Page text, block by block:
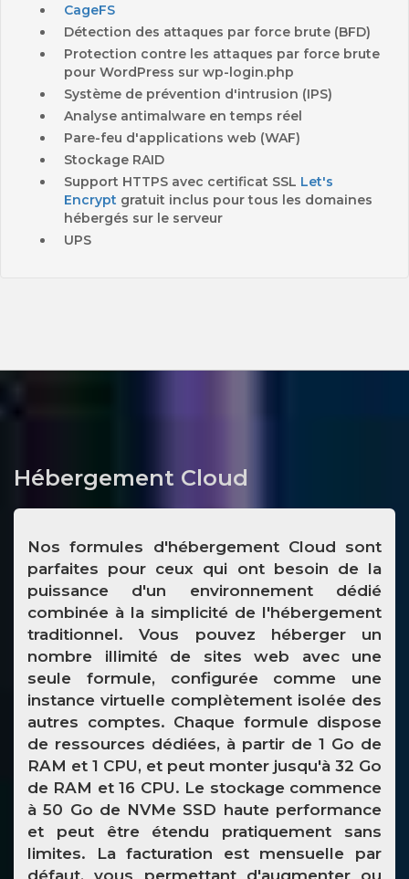
CageFS
Détection des attaques par force brute (BFD)
Protection contre les attaques par force brute
pour WordPress sur wp-login.php
Système de prévention d'intrusion (IPS)
Analyse antimalware en temps réel
Pare-feu d'applications web (WAF)
Stockage RAID
Support HTTPS avec certificat SSL Let's
Encrypt gratuit inclus pour tous les domaines
hébergés sur le serveur
UPS
Hébergement Cloud
Nos formules d'hébergement Cloud sont
parfaites pour ceux qui ont besoin de la
puissance d'un environnement dédié
combinée à la simplicité de l'hébergement
traditionnel. Vous pouvez héberger un
nombre illimité de sites web avec une
seule formule, configurée comme une
instance virtuelle complètement isolée des
autres comptes. Chaque formule dispose
de ressources dédiées, à partir de 1 Go de
RAM et 1 CPU, et peut monter jusqu'à 32 Go
de RAM et 16 CPU. Le stockage commence
à 50 Go de NVMe SSD haute performance
et peut être étendu pratiquement sans
limites. La facturation est mensuelle par
défaut, vous permettant d'augmenter ou